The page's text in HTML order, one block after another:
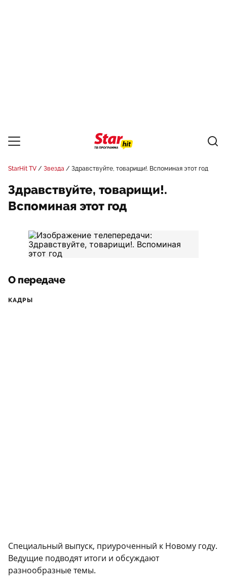
StarHit TV Звезда Здравствуйте, товарищи!. Вспоминая этот год
Здравствуйте, товарищи!.
Вспоминая этот год
О передаче
КАДРЫ
Специальный выпуск, приуроченный к Новому году.
Ведущие подводят итоги и обсуждают
разнообразные темы.